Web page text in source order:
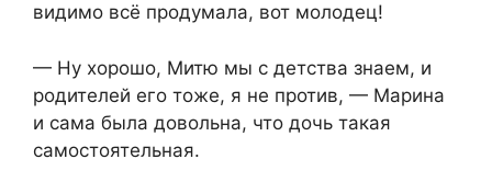
видимо всё продумала, вот молодец!
— Ну хорошо, Митю мы с детства знаем, и
родителей его тоже, я не против, — Марина
и сама была довольна, что дочь такая
самостоятельная.